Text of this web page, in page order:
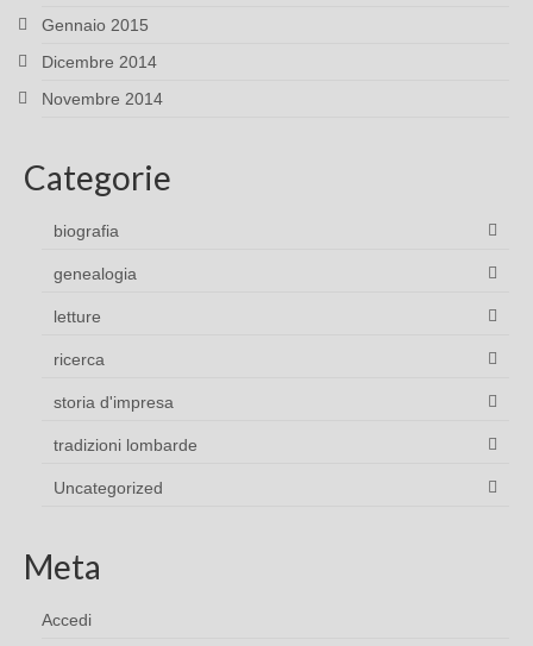
Gennaio 2015
Dicembre 2014
Novembre 2014
Categorie
biografia
genealogia
letture
ricerca
storia d'impresa
tradizioni lombarde
Uncategorized
Meta
Accedi